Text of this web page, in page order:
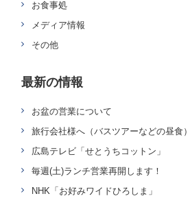
お食事処
メディア情報
その他
最新の情報
お盆の営業について
旅行会社様へ（バスツアーなどの昼食）
広島テレビ「せとうちコットン」
毎週(土)ランチ営業再開します！
NHK「お好みワイドひろしま」